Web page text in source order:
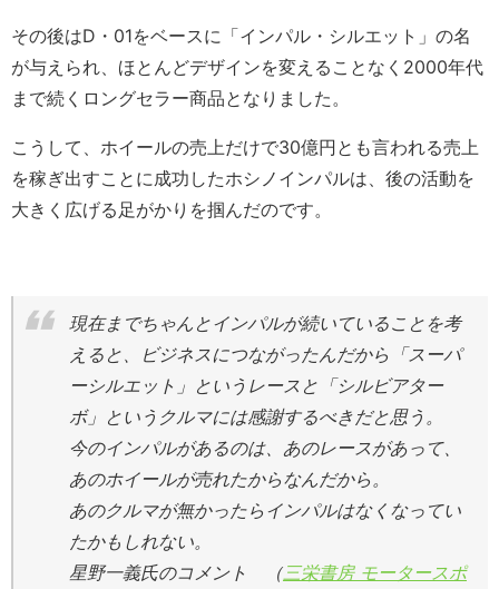
その後はD・01をベースに「インパル・シルエット」の名
が与えられ、ほとんどデザインを変えることなく2000年代
まで続くロングセラー商品となりました。
こうして、ホイールの売上だけで30億円とも言われる売上
を稼ぎ出すことに成功したホシノインパルは、後の活動を
大きく広げる足がかりを掴んだのです。
現在までちゃんとインパルが続いていることを考
えると、ビジネスにつながったんだから「スーパ
ーシルエット」というレースと「シルビアター
ボ」というクルマには感謝するべきだと思う。
今のインパルがあるのは、あのレースがあって、
あのホイールが売れたからなんだから。
あのクルマが無かったらインパルはなくなってい
たかもしれない。
星野一義氏のコメント （三栄書房 モータースポ